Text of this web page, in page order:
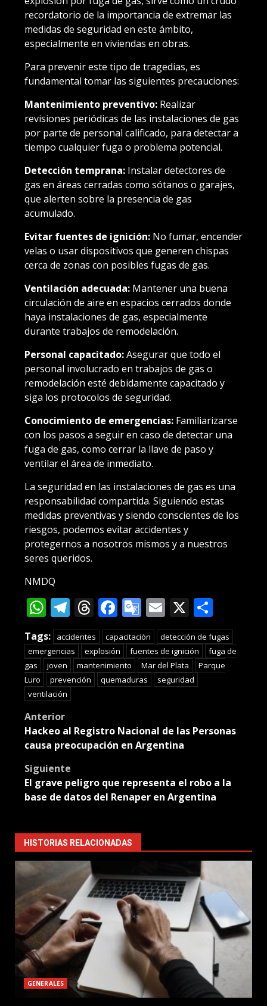
recordatorio de la importancia de extremar las
medidas de seguridad en este ámbito,
especialmente en viviendas en obras.
Para prevenir este tipo de tragedias, es
fundamental tomar las siguientes precauciones:
Mantenimiento preventivo: Realizar
revisiones periódicas de las instalaciones de gas
por parte de personal calificado, para detectar a
tiempo cualquier fuga o problema potencial.
Detección temprana: Instalar detectores de
gas en áreas cerradas como sótanos o garajes,
que alerten sobre la presencia de gas
acumulado.
Evitar fuentes de ignición: No fumar, encender
velas o usar dispositivos que generen chispas
cerca de zonas con posibles fugas de gas.
Ventilación adecuada: Mantener una buena
circulación de aire en espacios cerrados donde
haya instalaciones de gas, especialmente
durante trabajos de remodelación.
Personal capacitado:Asegurar que todo el
personal involucrado en trabajos de gas o
remodelación esté debidamente capacitado y
siga los protocolos de seguridad.
Conocimiento de emergencias: Familiarizarse
con los pasos a seguir en caso de detectar una
fuga de gas, como cerrar la llave de paso y
ventilar el área de inmediato.
La seguridad en las instalaciones de gas es una
responsabilidad compartida. Siguiendo estas
medidas preventivas y siendo conscientes de los
riesgos, podemos evitar accidentes y
protegernos a nosotros mismos y a nuestros
seres queridos.
NMDQ
WhatsApp
Telegram
Threads
Facebook
Google
Translate
Email
X
Tags: accidentes capacitación
detección de fugas
emergencias
explosión fuentes de ignición
fuga de
gas
joven mantenimiento Mar del Plata
Parque
Luro
prevención quemaduras
seguridad
ventilación
Post
navigation
Anterior
Hackeo al Registro Nacional de las Personas
causa preocupación en Argentina
Siguiente
El grave peligro que representa el robo a la
base de datos del Renaper en Argentina
HISTORIAS RELACIONADAS
GENERALES